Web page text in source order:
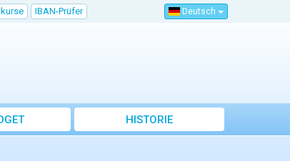
IBAN-Prüfer Deutsch
HISTORIE